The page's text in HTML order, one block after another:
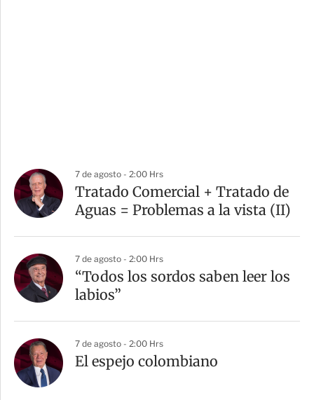
7 de agosto - 2:00 Hrs
Tratado Comercial + Tratado de
Aguas = Problemas a la vista (II)
7 de agosto - 2:00 Hrs
“Todos los sordos saben leer los
labios”
7 de agosto - 2:00 Hrs
El espejo colombiano